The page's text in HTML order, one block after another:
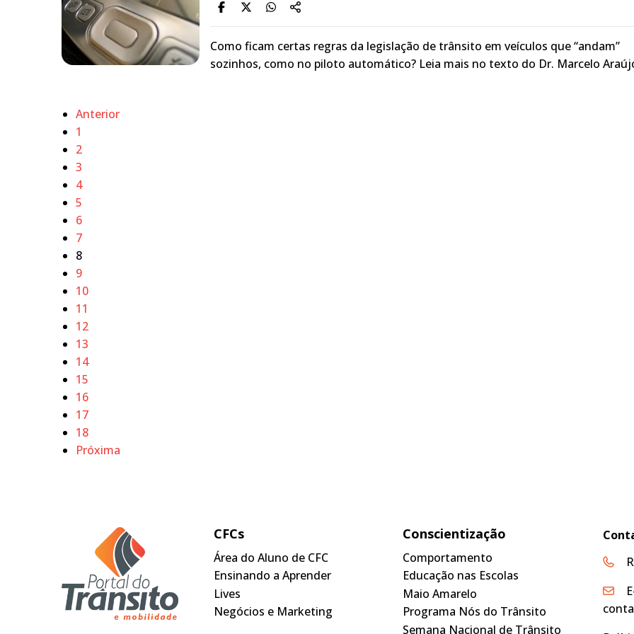
Como ficam certas regras da legislação de trânsito em veículos que “andam”
sozinhos, como no piloto automático? Leia mais no texto do Dr. Marcelo
Anterior
1
2
3
4
5
6
7
8
9
10
11
12
13
14
15
16
17
18
Próxima
CFCs
Área do Aluno de CFC
Ensinando a Aprender
Lives
Negócios e Marketing
Conscientização
Comportamento
Educação nas Escolas
Maio Amarelo
Programa Nós do Trânsito
Semana Nacional de Trânsito